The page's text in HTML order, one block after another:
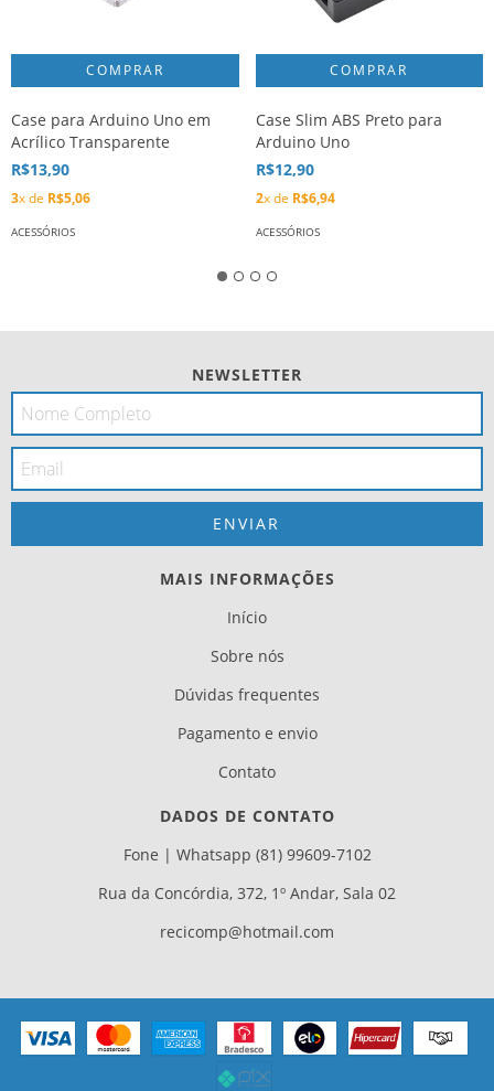
Case para Arduino Uno em
Acrílico Transparente
R$13,90
3x de R$5,06
ACESSÓRIOS
Case Slim ABS Preto para
Arduino Uno
R$12,90
2x de R$6,94
ACESSÓRIOS
NEWSLETTER
MAIS INFORMAÇÕES
Início
Sobre nós
Dúvidas frequentes
Pagamento e envio
Contato
DADOS DE CONTATO
Fone | Whatsapp (81) 99609-7102
Rua da Concórdia, 372, 1º Andar, Sala 02
recicomp@hotmail.com